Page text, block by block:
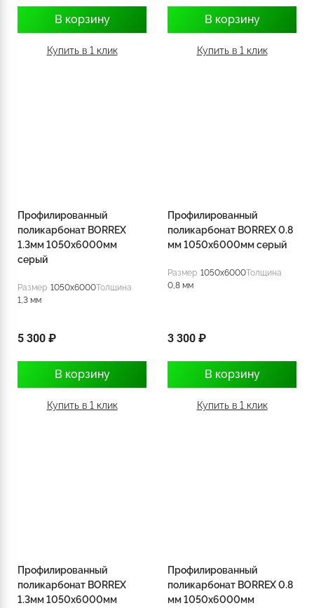
В корзину
Купить в 1 клик
В корзину
Купить в 1 клик
Профилированный
поликарбонат BORREX
1.3мм 1050х6000мм
серый
Размер 1050x6000Толщина
1,3 мм
5 300 ₽
В корзину
Купить в 1 клик
Профилированный
поликарбонат BORREX 0.8
мм 1050х6000мм серый
Размер 1050x6000Толщина
0,8 мм
3 300 ₽
В корзину
Купить в 1 клик
Профилированный
поликарбонат BORREX
1.3мм 1050х6000мм
Профилированный
поликарбонат BORREX 0.8
мм 1050х6000мм